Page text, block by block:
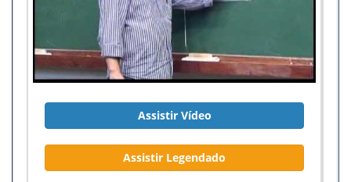
Assistir Vídeo
Assistir Legendado